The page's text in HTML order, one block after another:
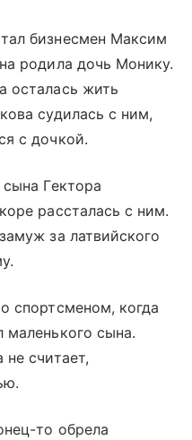
бизнесмен Максим
родила дочь Монику.
осталась жить
судилась с ним,
с дочкой.
Гектора
рассталась с ним.
за латвийского
спортсменом, когда
маленького сына.
считает,
то обрела